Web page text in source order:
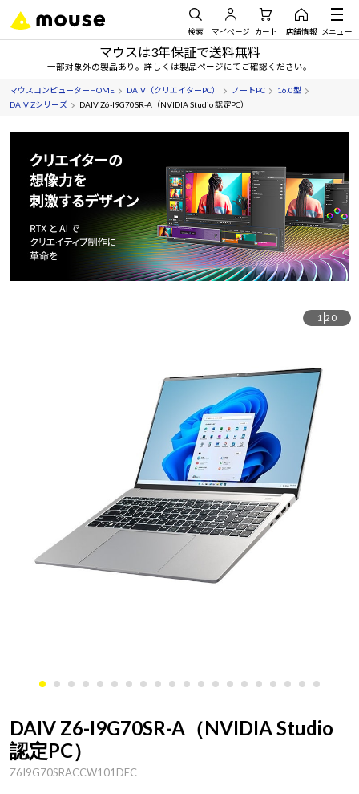
検索 マイページ カート 店舗情報 メニュー
マウスは3年保証で送料無料
一部対象外の製品あり。詳しくは製品ページにてご確認ください。
マウスコンピューターHOME DAIV（クリエイターPC） ノートPC
16.0型
DAIV Zシリーズ
DAIV Z6-I9G70SR-A（NVIDIA Studio 認定PC）
1 20
DAIV Z6-I9G70SR-A（NVIDIA Studio
認定PC）
Z6I9G70SRACCW101DEC